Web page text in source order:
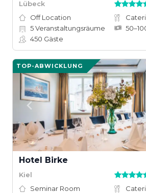
Lübeck
Off Location
5Veranstaltungsräume
450 Gäste
TOP-ABWICKLUNG
Hotel Birke
Kiel
Seminar Room